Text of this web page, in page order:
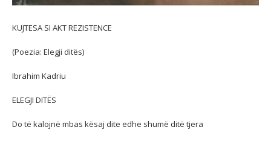
KUJTESA SI AKT REZISTENCE
(Poezia: Elegji ditës)
Ibrahim Kadriu
ELEGJI DITËS
Do të kalojnë mbas kësaj dite edhe shumë ditë tjera